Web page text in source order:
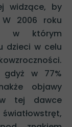
widzące, by
2006 roku
w którym
dzieci w celu
gdyż w 77%
objawy
tej dawce